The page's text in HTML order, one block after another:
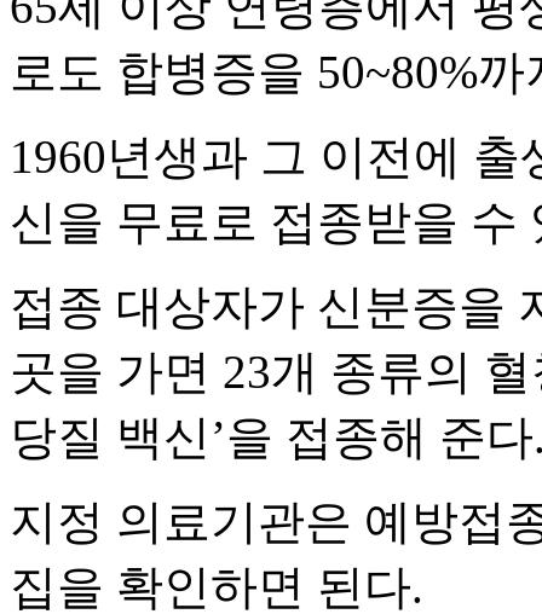
로도 합병증을 50~80%
1960년생과 그 이전에
신을 무료로 접종받을 수
접종 대상자가 신분증을
곳을 가면 23개 종류의
당질 백신’을 접종해 준
지정 의료기관은 예방접
집을 확인하면 된다.